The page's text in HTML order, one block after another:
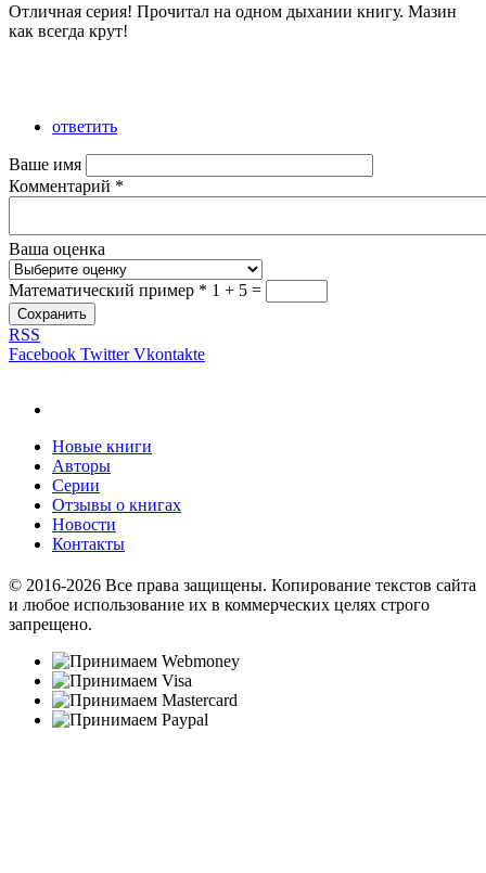
Отличная серия! Прочитал на одном дыхании книгу. Мазин
как всегда крут!
ответить
Ваше имя
Комментарий *
Ваша оценка
Математический пример * 1 + 5 =
Сохранить
RSS
Facebook Twitter Vkontakte
Новые книги
Авторы
Серии
Отзывы о книгах
Новости
Контакты
© 2016-2026 Все права защищены. Копирование текстов сайта
и любое использование их в коммерческих целях строго
запрещено.